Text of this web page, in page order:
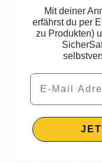
Mit deiner
erfährst du per
zu Produkten)
Email